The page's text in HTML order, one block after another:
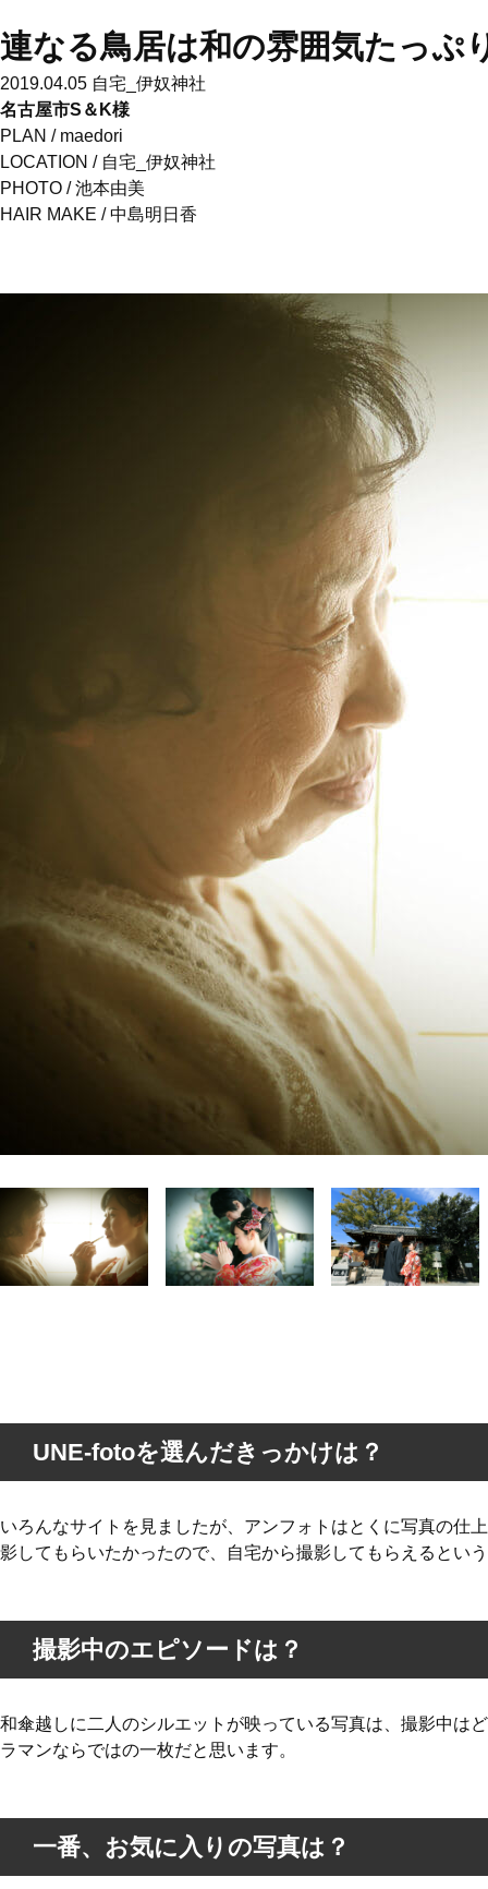
連なる鳥居は和の雰囲気たっぷ
2019.04.05 自宅_伊奴神社
名古屋市S＆K様
PLAN / maedori
LOCATION / 自宅_伊奴神社
PHOTO /池本由美
HAIR MAKE /中島明日香
UNE-fotoを選んだきっかけは？
いろんなサイトを見ましたが、アンフォトはとくに写真の仕
影してもらいたかったので、自宅から撮影してもらえるとい
撮影中のエピソードは？
和傘越しに二人のシルエットが映っている写真は、撮影中は
ラマンならではの一枚だと思います。
一番、お気に入りの写真は？